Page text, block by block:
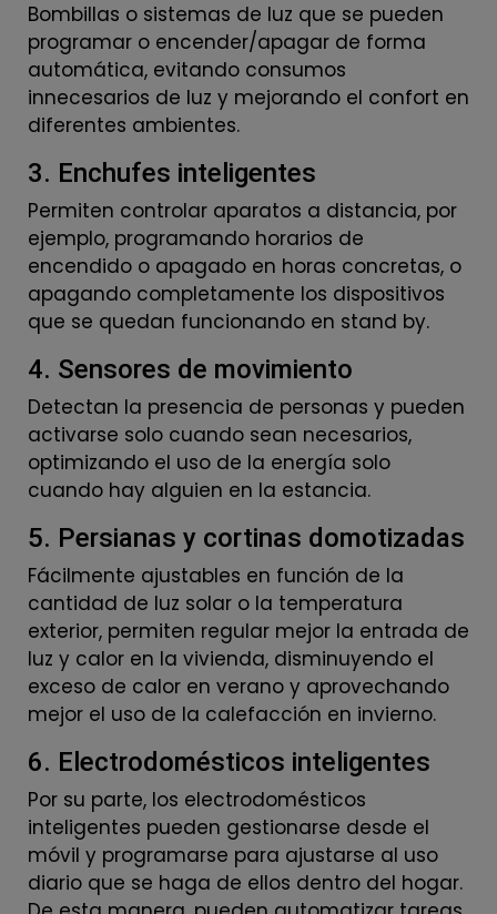
Bombillas o sistemas de luz que se pueden
programar o encender/apagar de forma
automática, evitando consumos
innecesarios de luz y mejorando el confort en
diferentes ambientes.
3. Enchufes inteligentes
Permiten controlar aparatos a distancia, por
ejemplo, programando horarios de
encendido o apagado en horas concretas, o
apagando completamente los dispositivos
que se quedan funcionando en stand by.
4. Sensores de movimiento
Detectan la presencia de personas y pueden
activarse solo cuando sean necesarios,
optimizando el uso de la energía solo
cuando hay alguien en la estancia.
5. Persianas y cortinas domotizadas
Fácilmente ajustables en función de la
cantidad de luz solar o la temperatura
exterior, permiten regular mejor la entrada de
luz y calor en la vivienda, disminuyendo el
exceso de calor en verano y aprovechando
mejor el uso de la calefacción en invierno.
6. Electrodomésticos inteligentes
Por su parte, los electrodomésticos
inteligentes pueden gestionarse desde el
móvil y programarse para ajustarse al uso
diario que se haga de ellos dentro del hogar.